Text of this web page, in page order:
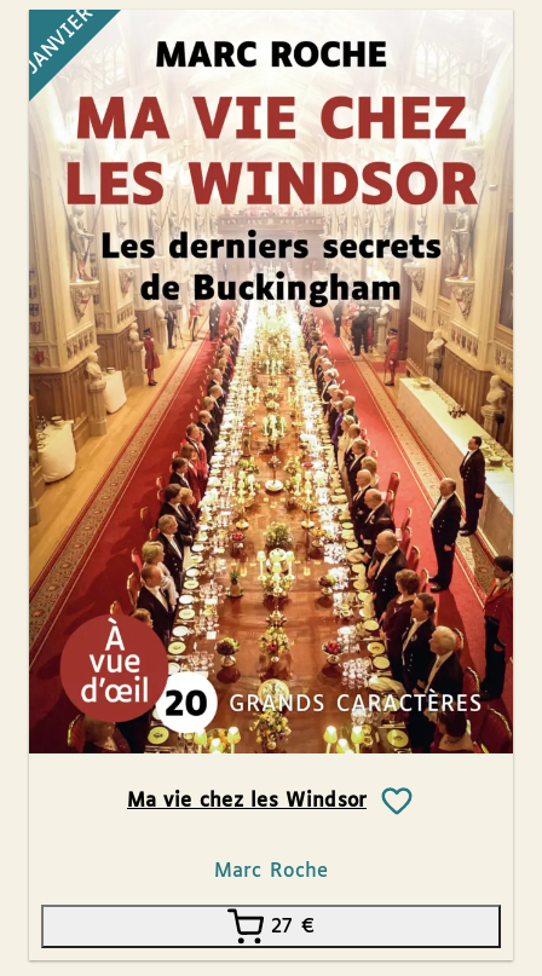
JANVIER
Ma vie chez les Windsor
Marc Roche
27 €